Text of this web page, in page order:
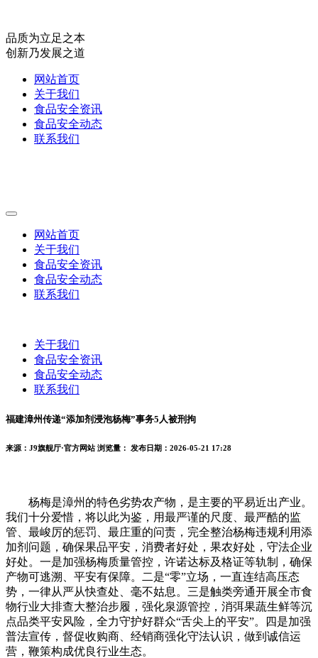
品质为立足之本
创新乃发展之道
网站首页
关于我们
食品安全资讯
食品安全动态
联系我们
网站首页
关于我们
食品安全资讯
食品安全动态
联系我们
关于我们
食品安全资讯
食品安全动态
联系我们
福建漳州传递“添加剂浸泡杨梅”事务5人被刑拘
来源：J9旗舰厅·官方网站 浏览量： 发布日期：2026-05-21 17:28
杨梅是漳州的特色劣势农产物，是主要的平易近出产业。
我们十分爱惜，将以此为鉴，用最严谨的尺度、最严酷的监
管、最峻厉的惩罚、最庄重的问责，完全整治杨梅违规利用添
加剂问题，确保果品平安，消费者好处，果农好处，守法企业
好处。一是加强杨梅质量管控，许诺达标及格证等轨制，确保
产物可逃溯、平安有保障。二是“零”立场，一直连结高压态
势，一律从严从快查处、毫不姑息。三是触类旁通开展全市食
物行业大排查大整治步履，强化泉源管控，消弭果蔬生鲜等沉
点品类平安风险，全力守护好群众“舌尖上的平安”。四是加强
普法宣传，督促收购商、经销商强化守法认识，做到诚信运
营，鞭策构成优良行业生态。